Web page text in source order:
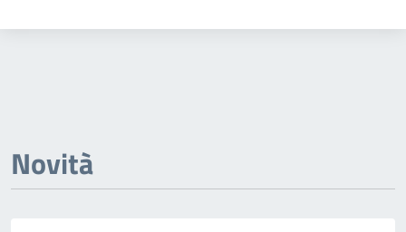
Dettagli della notizia
Novità